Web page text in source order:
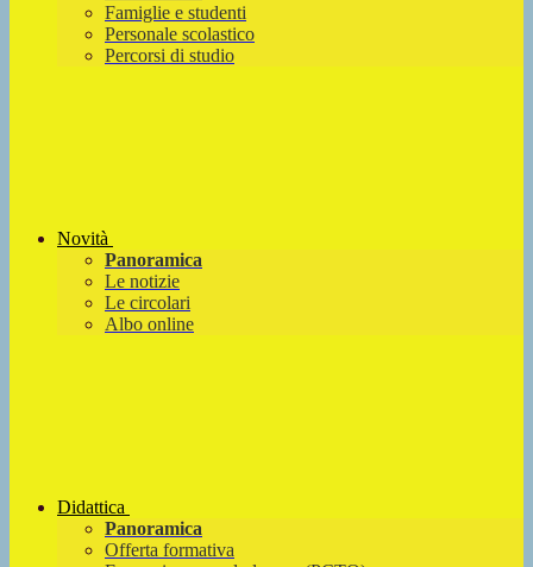
Famiglie e studenti
Personale scolastico
Percorsi di studio
Novità
Panoramica
Le notizie
Le circolari
Albo online
Didattica
Panoramica
Offerta formativa